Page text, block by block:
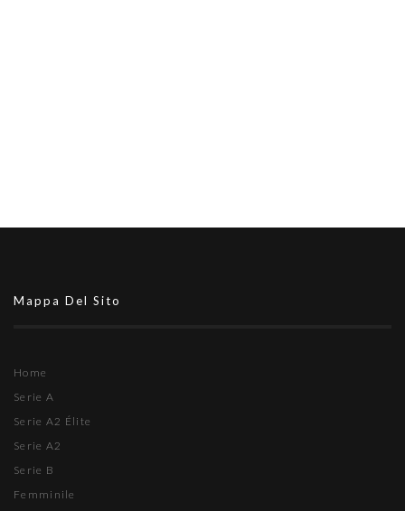
Mappa Del Sito
Home
Serie A
Serie A2 Élite
Serie A2
Serie B
Femminile